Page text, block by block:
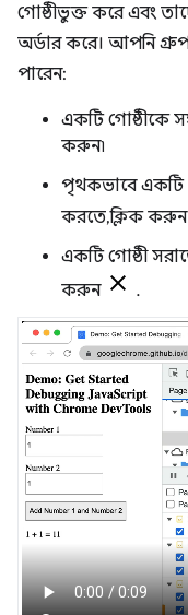
গোষ্ঠীভুক্ত করে এবং
অর্ডার করে। আপনি
পারেন:
একটি গোষ্ঠীকে
করুন৷
পৃথকভাবে একটি
করতে, ক্লিক করুন
একটি গোষ্ঠী
করুন
.